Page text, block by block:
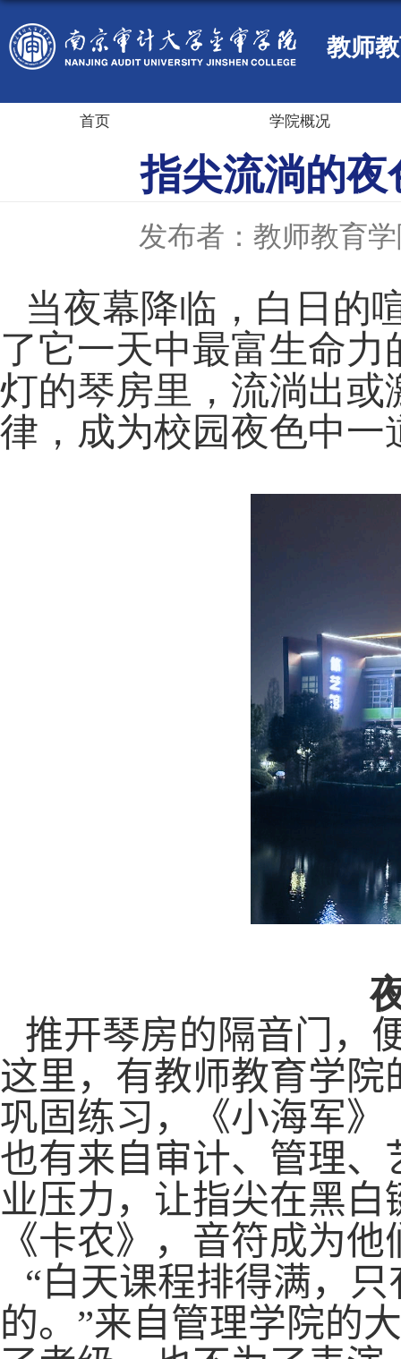
教师
首页 学院概况
指尖流淌的
发布者：教师教育
当夜幕降临，白日的
了它一天中最富生命力
灯的琴房里，流淌出
律，成为校园夜色中一
推开琴房的隔音门，
这里，有教师教育学院
巩固 练习， 《小海军》
也有来自 审计、管理、
业压力，让指尖在黑
《卡农》
，音符成为
“白天课程排得满，
的。”来自管理学院的